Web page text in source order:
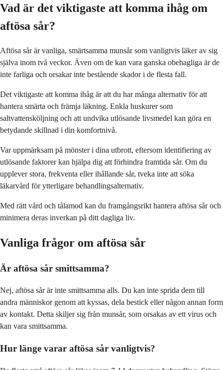
Vad är det viktigaste att komma ihåg om
aftösa sår?
Aftösa sår är vanliga, smärtsamma munsår som vanligtvis läker av sig
själva inom två veckor. Även om de kan vara ganska obehagliga är de
inte farliga och orsakar inte bestående skador i de flesta fall.
Det viktigaste att komma ihåg är att du har många alternativ för att
hantera smärta och främja läkning. Enkla huskurer som
saltvattensköljning och att undvika utlösande livsmedel kan göra en
betydande skillnad i din komfortnivå.
Var uppmärksam på mönster i dina utbrott, eftersom identifiering av
utlösande faktorer kan hjälpa dig att förhindra framtida sår. Om du
upplever stora, frekventa eller ihållande sår, tveka inte att söka
läkarvård för ytterligare behandlingsalternativ.
Med rätt vård och tålamod kan du framgångsrikt hantera aftösa sår och
minimera deras inverkan på ditt dagliga liv.
Vanliga frågor om aftösa sår
Är aftösa sår smittsamma?
Nej, aftösa sår är inte smittsamma alls. Du kan inte sprida dem till
andra människor genom att kyssas, dela bestick eller någon annan form
av kontakt. Detta skiljer sig från munsår, som orsakas av ett virus och
kan vara smittsamma.
Hur länge varar aftösa sår vanligtvis?